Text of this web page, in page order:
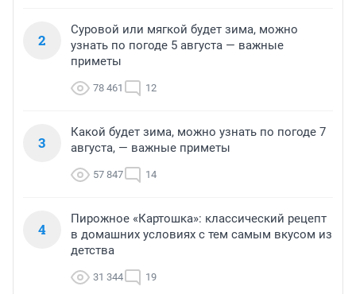
2
Суровой или мягкой будет зима, можно
узнать по погоде 5 августа — важные
приметы
78 461 12
3
Какой будет зима, можно узнать по погоде 7
августа, — важные приметы
57 847 14
4
Пирожное «Картошка»: классический рецепт
в домашних условиях с тем самым вкусом из
детства
31 344 19